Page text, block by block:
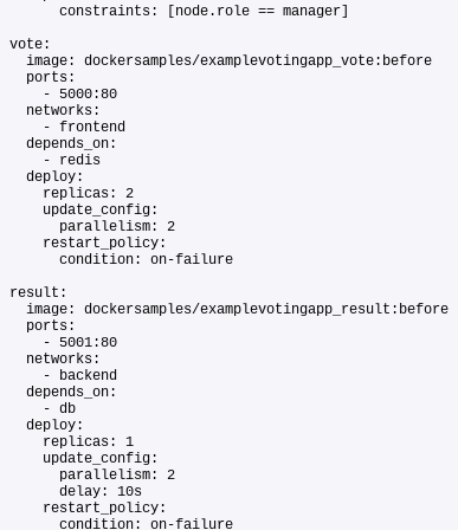
constraints: [node.role == manager]
vote:
image: dockersamples/examplevotingapp_vote:before
ports:
- 5000:80
networks:
- frontend
depends_on:
- redis
deploy:
replicas: 2
update_config:
parallelism: 2
restart_policy:
condition: on-failure
result:
image: dockersamples/examplevotingapp_result:before
ports:
- 5001:80
networks:
- backend
depends_on:
- db
deploy:
replicas: 1
update_config:
parallelism: 2
delay: 10s
restart_policy:
condition: on-failure